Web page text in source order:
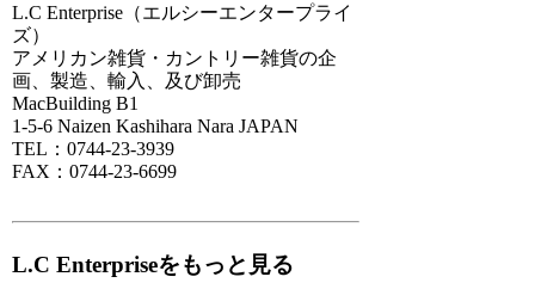
L.C Enterprise（エルシーエンタープライ
ズ）
アメリカン雑貨・カントリー雑貨の企
画、製造、輸入、及び卸売
MacBuilding B1
1-5-6 Naizen Kashihara Nara JAPAN
TEL：0744-23-3939
FAX：0744-23-6699
L.C Enterpriseをもっと見る